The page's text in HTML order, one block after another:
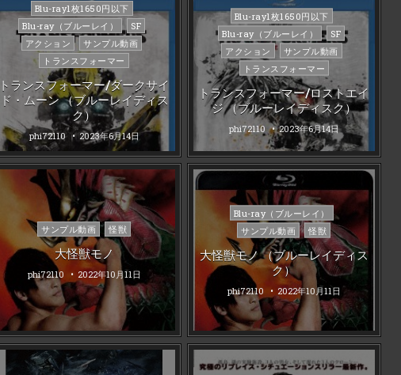
Posted
in
Blu-ray1枚1650円以下
Blu-ray（ブルーレイ）
SF
アクション
サンプル動画
トランスフォーマー
トランスフォーマー/ダークサイ
ド・ムーン （ブルーレイディス
ク）
phi72110 2023年6月14日
Posted
in
Blu-ray1枚1650円以下
Blu-ray（ブルーレイ）
SF
アクション
サンプル動画
トランスフォーマー
トランスフォーマー/ロストエイ
ジ （ブルーレイディスク）
phi72110 2023年6月14日
Posted
in
サンプル動画 怪獣
大怪獣モノ
phi72110 2022年10月11日
Posted
in
Blu-ray（ブルーレイ）
サンプル動画
怪獣
大怪獣モノ （ブルーレイディス
ク）
phi72110 2022年10月11日